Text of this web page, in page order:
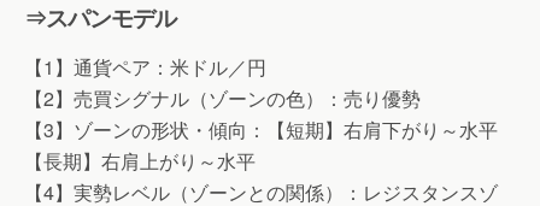
⇒スパンモデル
【1】通貨ペア：米ドル／円
【2】売買シグナル（ゾーンの色）：売り優勢
【3】ゾーンの形状・傾向：【短期】右肩下がり～水平
【長期】右肩上がり～水平
【4】実勢レベル（ゾーンとの関係）：レジスタンスゾ